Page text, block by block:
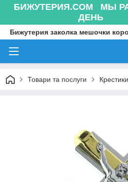
БИЖУТЕРИЯ.COM МЫ
Бижутерия заколка мешочки
Товари та послуги